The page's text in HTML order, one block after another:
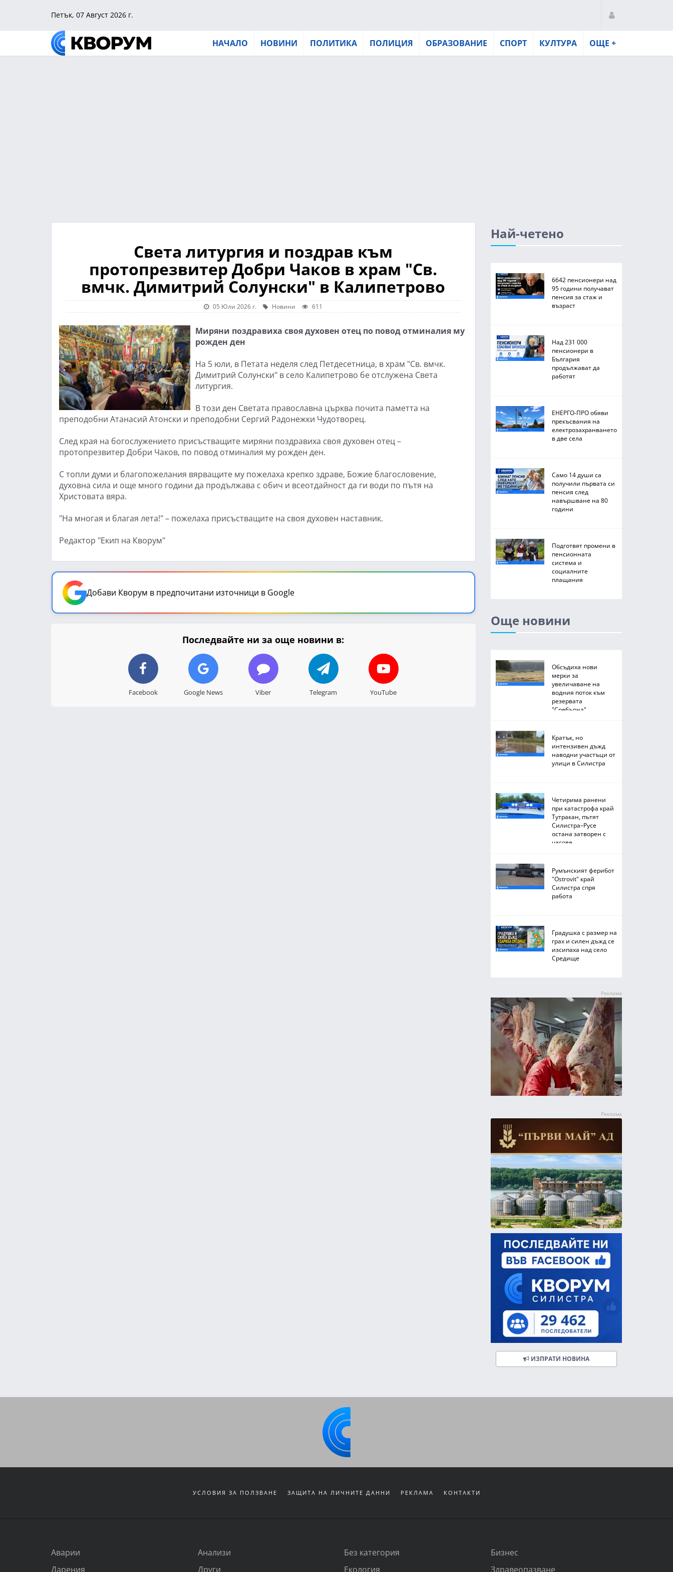
Петък, 07 Август 2026 г.
НАЧАЛО НОВИНИ ПОЛИТИКА ПОЛИЦИЯ ОБРАЗОВАНИЕ СПОРТ КУЛТУРА ОЩЕ +
Света литургия и поздрав към
протопрезвитер Добри Чаков в храм "Св.
вмчк. Димитрий Солунски" в Калипетрово
05 Юли 2026 г. Новини 611
Миряни поздравиха своя духовен отец по повод отминалия му
рожден ден
На 5 юли, в Петата неделя след Петдесетница, в храм "Св. вмчк.
Димитрий Солунски" в село Калипетрово бе отслужена Света
литургия.
В този ден Светата православна църква почита паметта на
преподобни Атанасий Атонски и преподобни Сергий Радонежки Чудотворец.
След края на богослужението присъстващите миряни поздравиха своя духовен отец –
протопрезвитер Добри Чаков, по повод отминалия му рожден ден.
С топли думи и благопожелания вярващите му пожелаха крепко здраве, Божие благословение,
духовна сила и още много години да продължава с обич и всеотдайност да ги води по пътя на
Христовата вяра.
"На многая и благая лета!" – пожелаха присъстващите на своя духовен наставник.
Редактор "Екип на Кворум"
Добави Кворум в предпочитани източници в Google
Последвайте ни за още новини в:
Facebook Google News Viber Telegram YouTube
Най-четено
6642 пенсионери над
95 години получават
пенсия за стаж и
възраст
Над 231 000
пенсионери в
България
продължават да
работят
ЕНЕРГО-ПРО обяви
прекъсвания на
електрозахранването
в две села
Само 14 души са
получили първата си
пенсия след
навършване на 80
години
Подготвят промени в
пенсионната
система и
социалните
плащания
Още новини
Обсъдиха нови
мерки за
увеличаване на
водния поток към
резервата
"Сребърна"
Кратък, но
интензивен дъжд
наводни участъци от
улици в Силистра
Четирима ранени
при катастрофа край
Тутракан, пътят
Силистра–Русе
остана затворен с
часове
Румънският ферибот
"Ostrovit" край
Силистра спря
работа
Градушка с размер на
грах и силен дъжд се
изсипаха над село
Средище
ИЗПРАТИ НОВИНА
УСЛОВИЯ ЗА ПОЛЗВАНЕ ЗАЩИТА НА ЛИЧНИТЕ ДАННИ РЕКЛАМА КОНТАКТИ
Аварии Анализи Без категория
Бизнес
Дарения
Други Екология Здравеопазване